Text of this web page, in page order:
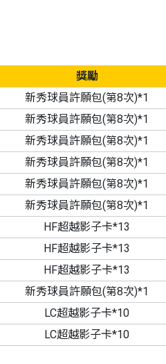
獎勵
新秀球員許願包(第8次)*1
新秀球員許願包(第8次)*1
新秀球員許願包(第8次)*1
新秀球員許願包(第8次)*1
新秀球員許願包(第8次)*1
新秀球員許願包(第8次)*1
HF超越影子卡*13
HF超越影子卡*13
HF超越影子卡*13
新秀球員許願包(第8次)*1
LC超越影子卡*10
LC超越影子卡*10